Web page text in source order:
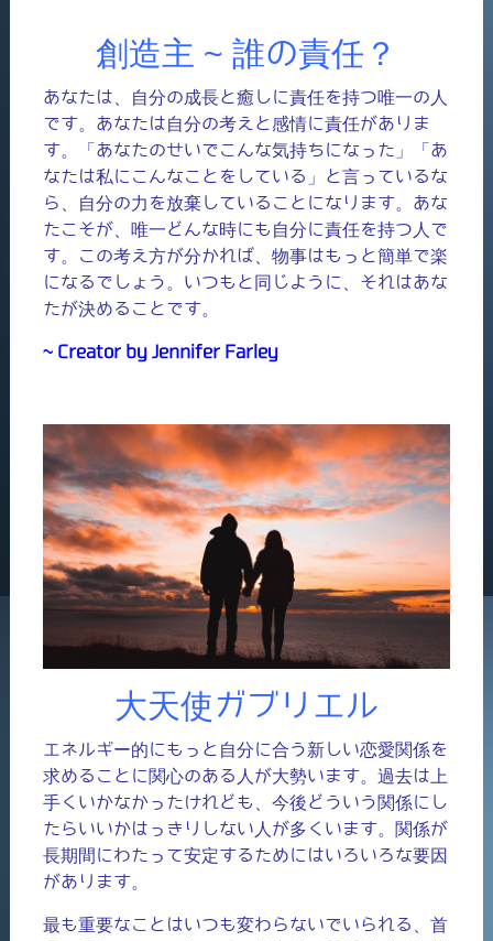
創造主 ~ 誰の責任？
あなたは、自分の成長と癒しに責任を持つ唯一の人
です。あなたは自分の考えと感情に責任がありま
す。「あなたのせいでこんな気持ちになった」「あ
なたは私にこんなことをしている」と言っているな
ら、自分の力を放棄していることになります。あな
たこそが、唯一どんな時にも自分に責任を持つ人で
す。この考え方が分かれば、物事はもっと簡単で楽
になるでしょう。いつもと同じように、それはあな
たが決めることです。
~ Creator by Jennifer Farley
大天使ガブリエル
エネルギー的にもっと自分に合う新しい恋愛関係を
求めることに関心のある人が大勢います。過去は上
手くいかなかったけれども、今後どういう関係にし
たらいいかはっきりしない人が多くいます。関係が
長期間にわたって安定するためにはいろいろな要因
があります。
最も重要なことはいつも変わらないでいられる、首